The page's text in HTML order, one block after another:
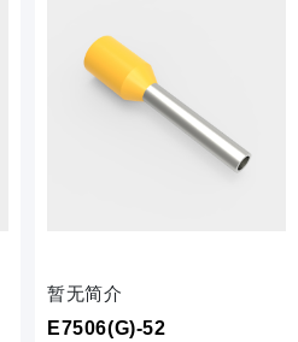
暂无简介
E7506(G)-52